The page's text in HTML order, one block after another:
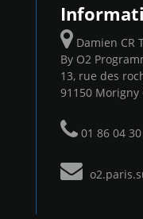
Damien CR
By O2
13, rue des
91150 Morigny
01 86 04 30